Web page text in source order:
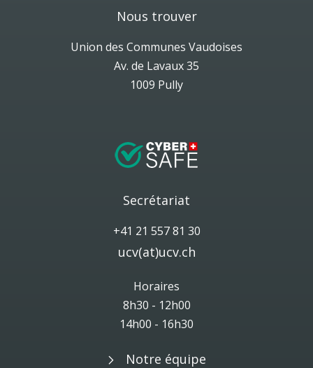
Nous trouver
Union des Communes Vaudoises
Av. de Lavaux 35
1009 Pully
Secrétariat
+41 21 557 81 30
ucv(at)ucv.ch
Horaires
8h30 - 12h00
14h00 - 16h30
Notre équipe